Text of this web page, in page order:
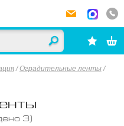
/Оградительные ленты/
3)